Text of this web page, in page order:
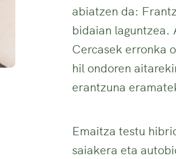
abiatzen da:
bidaian
Cercasek erronka
hil ondoren
erantzuna
Emaitza testu
saiakera eta